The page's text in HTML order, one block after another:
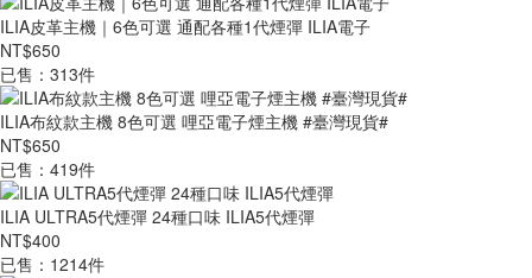
ILIA皮革主機｜6色可選 通配各種1代煙彈 ILIA電子
NT$650
已售：313件
ILIA布紋款主機 8色可選 哩亞電子煙主機 #臺灣現貨#
NT$650
已售：419件
ILIA ULTRA5代煙彈 24種口味 ILIA5代煙彈
NT$400
已售：1214件